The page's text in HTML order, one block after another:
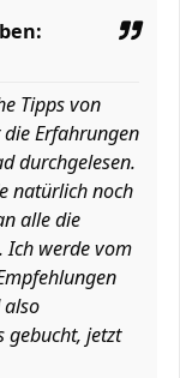
Tipps von
Erfahrungen
durchgelesen.
natürlich noch
alle die
Ich werde vom
gebucht, jetzt